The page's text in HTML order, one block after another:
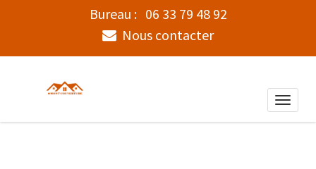
Bureau : 06 33 79 48 92
Nous contacter
Toggle